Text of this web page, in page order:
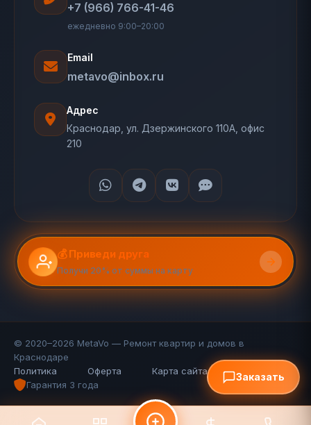
+7 (966) 766-41-46
ежедневно 9:00–20:00
Email
metavo@inbox.ru
Адрес
Краснодар, ул. Дзержинского 110А, офис
210
💰 Приведи друга
Получи 20% от суммы на карту
© 2020–2026 MetaVo — Ремонт квартир и домов в
Краснодаре
Политика
Оферта Карта сайта (110 стр.)
FAQ
Гарантия 3 года
Заказать